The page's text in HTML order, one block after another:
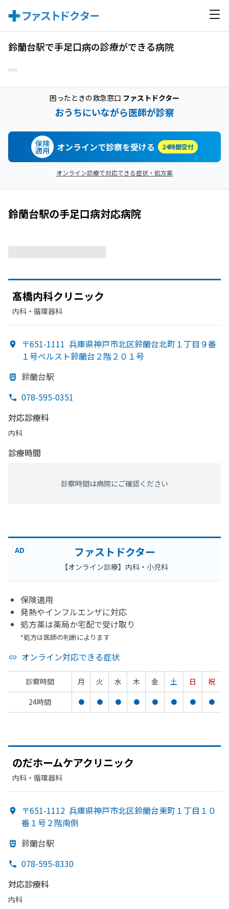
鈴蘭台駅で手足口病の診療ができる病院
困ったときの救急窓口 ファストドクター
おうちにいながら医師が診察
保険
適用 オンラインで診察を受ける 24時間受付
オンライン診療で対応できる症状・処方薬
鈴蘭台駅の手足口病対応病院
髙橋内科クリニック
内科・​循環器科
〒651-1111 兵庫県神戸市北区鈴蘭台北町１丁目９番
１号ベルスト鈴蘭台２階２０１号
鈴蘭台駅
078-595-0351
対応診療科
内科
診療時間
診察時間は病院にご確認ください
AD ファストドクター
【オンライン診療】内科・小児科
保険適用
発熱やインフルエンザに対応
処方薬は薬局か宅配で受け取り
*処方は医師の判断によります
オンライン対応できる症状
診察時間 月 火 水 木 金 土 日
祝
24時間
● ● ● ● ● ● ● ●
のだホームケアクリニック
内科・​循環器科
〒651-1112 兵庫県神戸市北区鈴蘭台東町１丁目１０
番１号２階南側
鈴蘭台駅
078-595-8330
対応診療科
内科